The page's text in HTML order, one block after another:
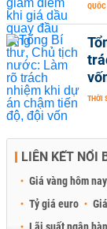
THỜI
LIÊN KẾT NỔI
Giá vàng hôm nay
Tỷ giá euro
Lãi suất ngân